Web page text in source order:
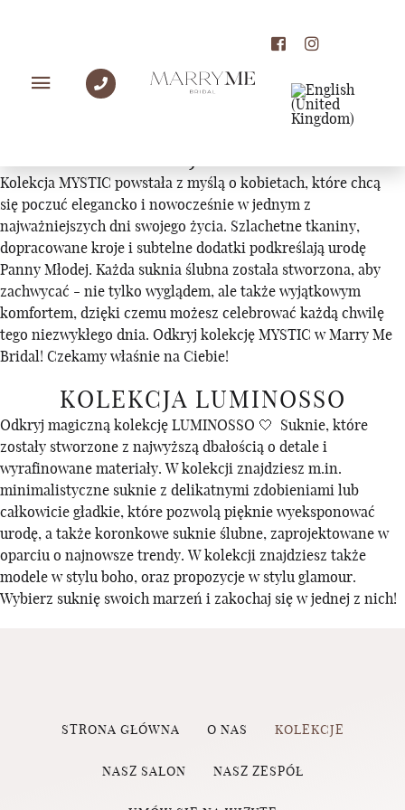
KOLEKCJE
Kolekcja MYSTIC powstała z myślą o kobietach, które chcą
się poczuć elegancko i nowocześnie w jednym z
najważniejszych dni swojego życia. Szlachetne tkaniny,
dopracowane kroje i subtelne dodatki podkreślają urodę
Panny Młodej. Każda suknia ślubna została stworzona, aby
zachwycać - nie tylko wyglądem, ale także wyjątkowym
komfortem, dzięki czemu możesz celebrować każdą chwilę
tego niezwykłego dnia. Odkryj kolekcję MYSTIC w Marry Me
Bridal! Czekamy właśnie na Ciebie!
KOLEKCJA LUMINOSSO
Odkryj magiczną kolekcję LUMINOSSO 🤍 Suknie, które
zostały stworzone z najwyższą dbałością o detale i
wyrafinowane materiały. W kolekcji znajdziesz m.in.
minimalistyczne suknie z delikatnymi zdobieniami lub
całkowicie gładkie, które pozwolą pięknie wyeksponować
urodę, a także koronkowe suknie ślubne, zaprojektowane w
oparciu o najnowsze trendy. W kolekcji znajdziesz także
modele w stylu boho, oraz propozycje w stylu glamour.
Wybierz suknię swoich marzeń i zakochaj się w jednej z nich!
STRONA GŁÓWNA O NAS KOLEKCJE
NASZ SALON NASZ ZESPÓŁ